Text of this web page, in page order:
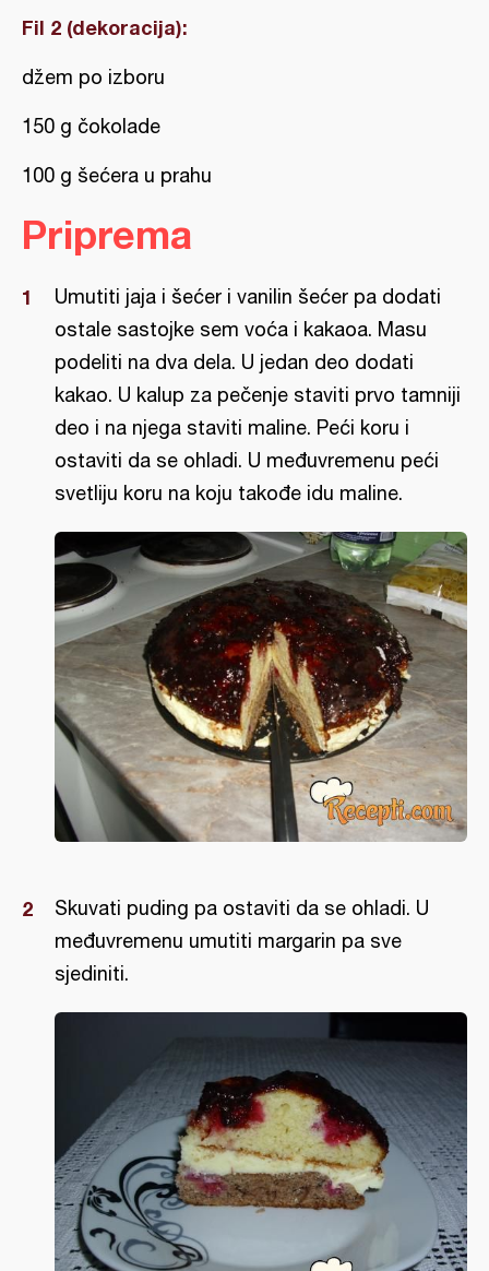
Fil 2 (dekoracija):
džem po izboru
150 g čokolade
100 g šećera u prahu
Priprema
Umutiti jaja i šećer i vanilin šećer pa dodati
ostale sastojke sem voća i kakaoa. Masu
podeliti na dva dela. U jedan deo dodati
kakao. U kalup za pečenje staviti prvo tamniji
deo i na njega staviti maline. Peći koru i
ostaviti da se ohladi. U međuvremenu peći
svetliju koru na koju takođe idu maline.
Skuvati puding pa ostaviti da se ohladi. U
međuvremenu umutiti margarin pa sve
sjediniti.